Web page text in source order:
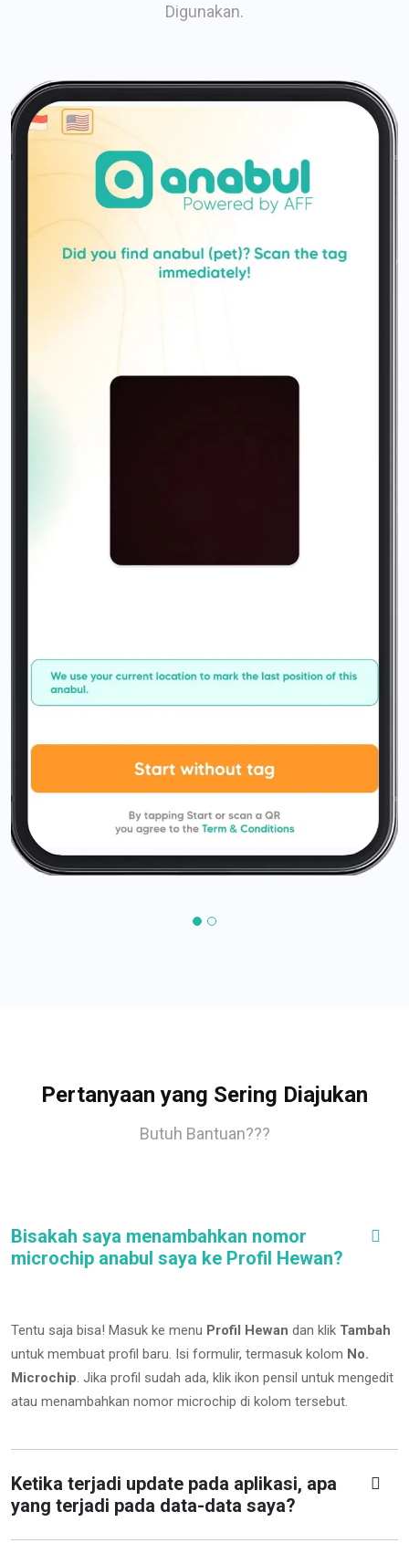
Digunakan.
Pertanyaan yang Sering Diajukan
Butuh Bantuan???
Bisakah saya menambahkan nomor
microchip anabul saya ke Profil Hewan?
Tentu saja bisa! Masuk ke menu Profil Hewan dan klik Tambah
untuk membuat profil baru. Isi formulir, termasuk kolom No.
Microchip. Jika profil sudah ada, klik ikon pensil untuk mengedit
atau menambahkan nomor microchip di kolom tersebut.
Ketika terjadi update pada aplikasi, apa
yang terjadi pada data-data saya?